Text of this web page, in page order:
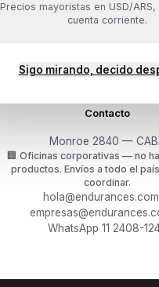
Precios mayoristas en USD/ARS,
cuenta corriente.
Sigo mirando, decido
Mis pedidos
¿Cómo querés
Contacto
Monroe 2840 —
🏢 Oficinas corporativas — no
productos. Envíos a todo el
coordinar.
WhatsApp 11 2408-